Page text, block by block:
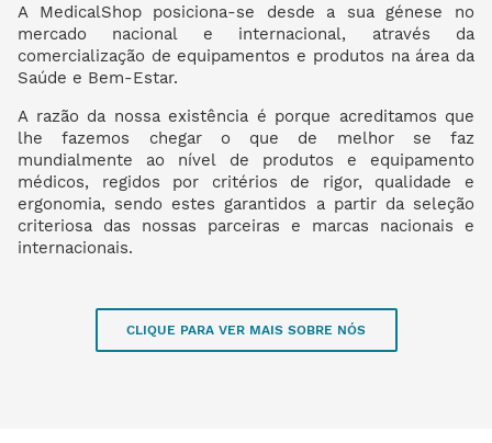
A MedicalShop posiciona-se desde a sua génese no
mercado nacional e internacional, através da
comercialização de equipamentos e produtos na área da
Saúde e Bem-Estar.
A razão da nossa existência é porque acreditamos que
lhe fazemos chegar o que de melhor se faz
mundialmente ao nível de produtos e equipamento
médicos, regidos por critérios de rigor, qualidade e
ergonomia, sendo estes garantidos a partir da seleção
criteriosa das nossas parceiras e marcas nacionais e
internacionais.
CLIQUE PARA VER MAIS SOBRE NÓS